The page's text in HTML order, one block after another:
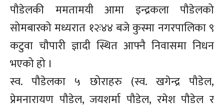
पौडेलकी ममतामयी आमा इन्द्रकला पौडेलको
सोमबारको मध्यरात १२ः४४ बजे कुस्मा नगरपालिका ९
कटुवा चौपारी ज्ञादी स्थित आफ्नै निवासमा निधन
भएको हो ।
स्व. पौडेलका ५ छोराहरु (स्व. खगेन्द्र पौडेल,
प्रेमनारायण पौडेल, जयशर्मा पौडेल, रमेश पौडेल र